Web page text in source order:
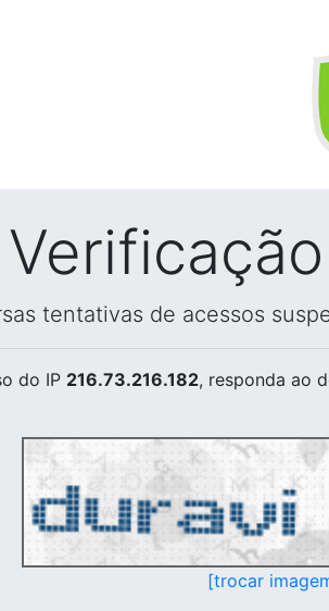
tentativas de acessos
do IP 216.73.216.182, responda ao
[trocar